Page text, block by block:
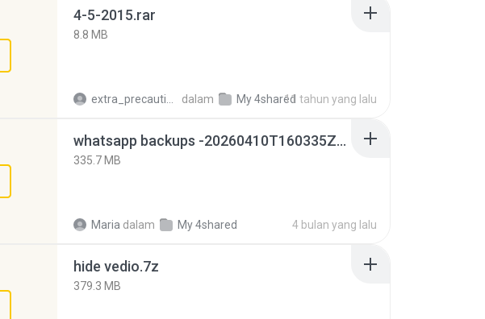
4-5-2015.rar
8.8 MB
dalam My 4shared11 tahun yang lalu
whatsapp backups -20260410T160335Z-3-001.zip
335.7 MB
Maria dalam My 4shared 4 bulan yang lalu
hide vedio.7z
379.3 MB